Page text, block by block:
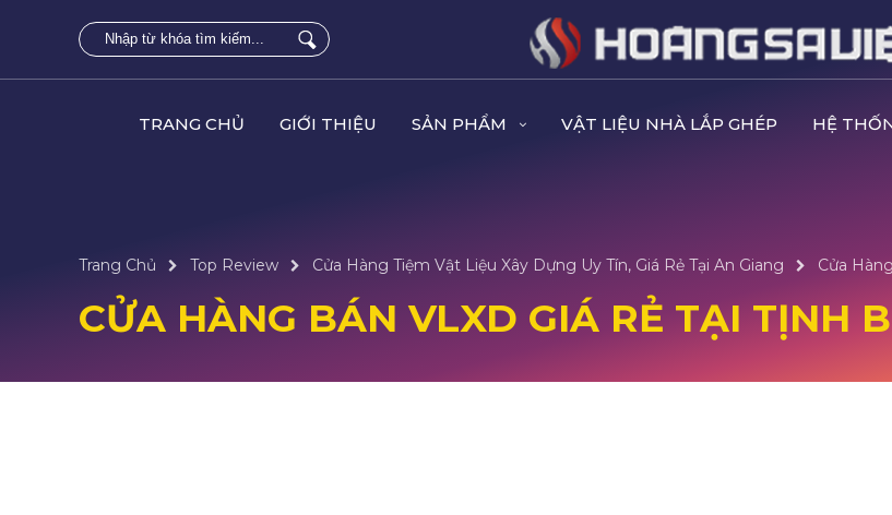
TRANG CHỦ GIỚI THIỆU SẢN PHẨM VẬT LIỆU NHÀ LẮP GHÉP HỆ
Trang Chủ Top Review Cửa Hàng Tiệm Vật Liệu Xây Dựng Uy Tín, Giá Rẻ Tại An Giang Cửa
CỬA HÀNG BÁN VLXD GIÁ RẺ TẠI TỊNH